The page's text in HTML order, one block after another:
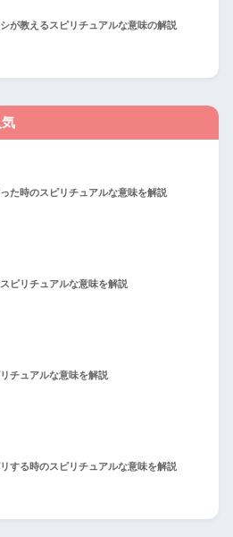
が教えるスピリチュアルな意味の解説
た時のスピリチュアルな意味を解説
ピリチュアルな意味を解説
チュアルな意味を解説
する時のスピリチュアルな意味を解説